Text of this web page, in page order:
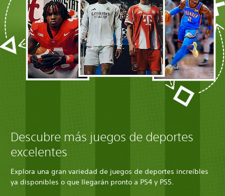
Descubre más juegos de deportes
excelentes
Explora una gran variedad de juegos de deportes increíbles
ya disponibles o que llegarán pronto a PS4 y PS5.